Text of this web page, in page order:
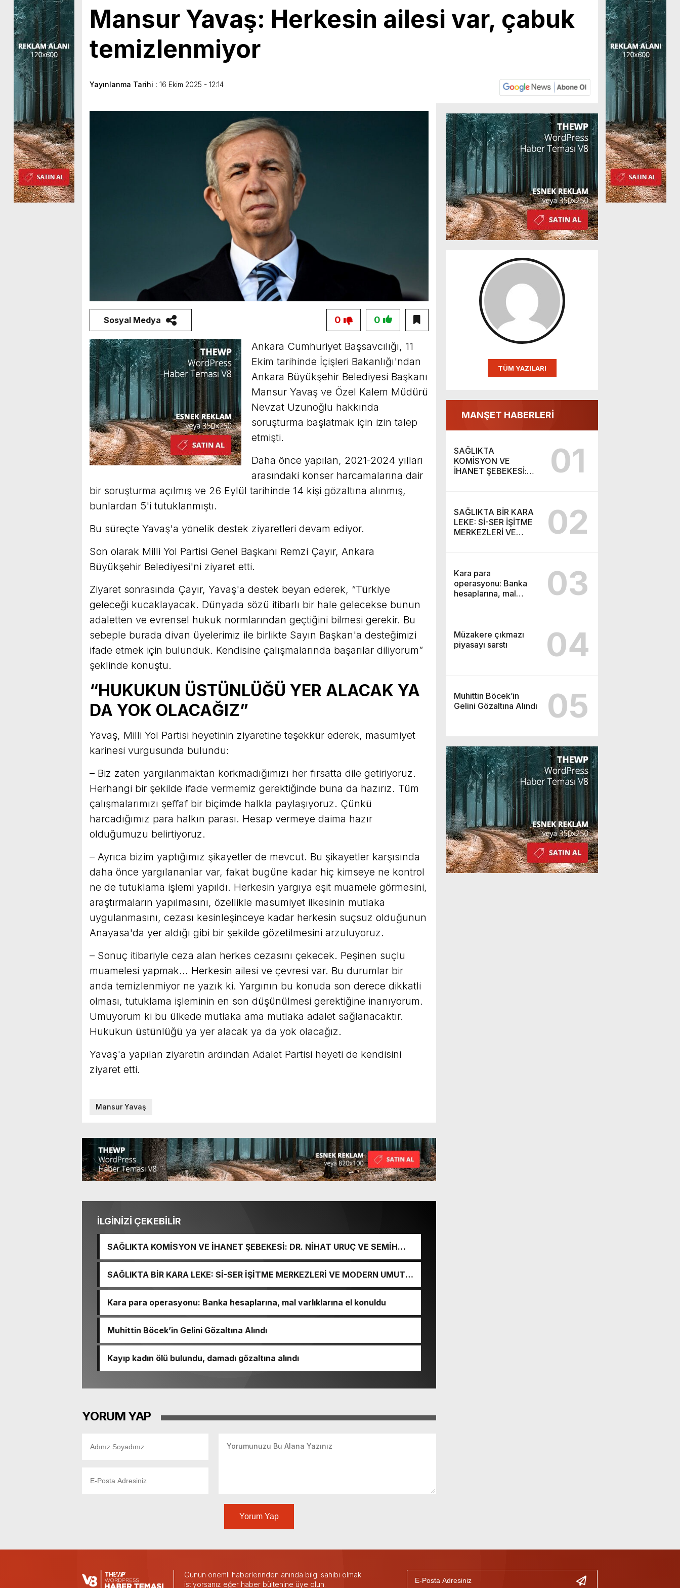
Mansur Yavaş: Herkesin ailesi var, çabuk
temizlenmiyor
Yayınlanma Tarihi : 16 Ekim 2025 - 12:14
TÜM YAZILARI
MANŞET HABERLERİ
SAĞLIKTA
KOMİSYON VE
İHANET ŞEBEKESİ:
VURGUNU!
01
SAĞLIKTA BİR KARA
LEKE: Sİ-SER İŞİTME
MERKEZLERİ VE
02
Kara para
operasyonu: Banka
hesaplarına, mal
03
Müzakere çıkmazı
piyasayı sarstı
04
Muhittin Böcek’in
Gelini Gözaltına Alındı
05
Sosyal Medya 0
0
Ankara Cumhuriyet Başsavcılığı, 11
Ekim tarihinde İçişleri Bakanlığı'ndan
Ankara Büyükşehir Belediyesi Başkanı
Mansur Yavaş ve Özel Kalem Müdürü
Nevzat Uzunoğlu hakkında
soruşturma başlatmak için izin talep
etmişti.
Daha önce yapılan, 2021-2024 yılları
arasındaki konser harcamalarına dair
bir soruşturma açılmış ve 26 Eylül tarihinde 14 kişi gözaltına alınmış,
bunlardan 5'i tutuklanmıştı.
Bu süreçte Yavaş'a yönelik destek ziyaretleri devam ediyor.
Son olarak Milli Yol Partisi Genel Başkanı Remzi Çayır, Ankara
Büyükşehir Belediyesi'ni ziyaret etti.
Ziyaret sonrasında Çayır, Yavaş'a destek beyan ederek, “Türkiye
geleceği kucaklayacak. Dünyada sözü itibarlı bir hale gelecekse bunun
adaletten ve evrensel hukuk normlarından geçtiğini bilmesi gerekir. Bu
sebeple burada divan üyelerimiz ile birlikte Sayın Başkan'a desteğimizi
ifade etmek için bulunduk. Kendisine çalışmalarında başarılar diliyorum”
şeklinde konuştu.
“HUKUKUN ÜSTÜNLÜĞÜ YER ALACAK YA
DA YOK OLACAĞIZ”
Yavaş, Milli Yol Partisi heyetinin ziyaretine teşekkür ederek, masumiyet
karinesi vurgusunda bulundu:
– Biz zaten yargılanmaktan korkmadığımızı her fırsatta dile getiriyoruz.
Herhangi bir şekilde ifade vermemiz gerektiğinde buna da hazırız. Tüm
çalışmalarımızı şeffaf bir biçimde halkla paylaşıyoruz. Çünkü
harcadığımız para halkın parası. Hesap vermeye daima hazır
olduğumuzu belirtiyoruz.
– Ayrıca bizim yaptığımız şikayetler de mevcut. Bu şikayetler karşısında
daha önce yargılananlar var, fakat bugüne kadar hiç kimseye ne kontrol
ne de tutuklama işlemi yapıldı. Herkesin yargıya eşit muamele görmesini,
araştırmaların yapılmasını, özellikle masumiyet ilkesinin mutlaka
uygulanmasını, cezası kesinleşinceye kadar herkesin suçsuz olduğunun
Anayasa'da yer aldığı gibi bir şekilde gözetilmesini arzuluyoruz.
– Sonuç itibariyle ceza alan herkes cezasını çekecek. Peşinen suçlu
muamelesi yapmak… Herkesin ailesi ve çevresi var. Bu durumlar bir
anda temizlenmiyor ne yazık ki. Yargının bu konuda son derece dikkatli
olması, tutuklama işleminin en son düşünülmesi gerektiğine inanıyorum.
Umuyorum ki bu ülkede mutlaka ama mutlaka adalet sağlanacaktır.
Hukukun üstünlüğü ya yer alacak ya da yok olacağız.
Yavaş'a yapılan ziyaretin ardından Adalet Partisi heyeti de kendisini
ziyaret etti.
Mansur Yavaş
İLGİNİZİ ÇEKEBİLİR
SAĞLIKTA KOMİSYON VE İHANET ŞEBEKESİ: DR. NİHAT URUÇ VE SEMİH
İŞİTME MERKEZİ’NİN SGK VURGUNU!
SAĞLIKTA BİR KARA LEKE: Sİ-SER İŞİTME MERKEZLERİ VE MODERN UMUT
TACİRLİĞİ
Kara para operasyonu: Banka hesaplarına, mal varlıklarına el konuldu
Muhittin Böcek’in Gelini Gözaltına Alındı
Kayıp kadın ölü bulundu, damadı gözaltına alındı
YORUM YAP
Yorum Yap
Günün önemli haberlerinden anında bilgi sahibi olmak
istiyorsanız eğer haber bültenine üye olun.